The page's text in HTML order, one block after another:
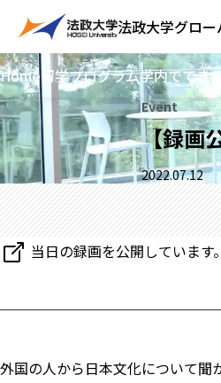
法政大学グロ
Home留学プログラム学内ででき
Event
【録画
2022.07.12
当日の録画を公開しています。
外国の人から日本文化について聞